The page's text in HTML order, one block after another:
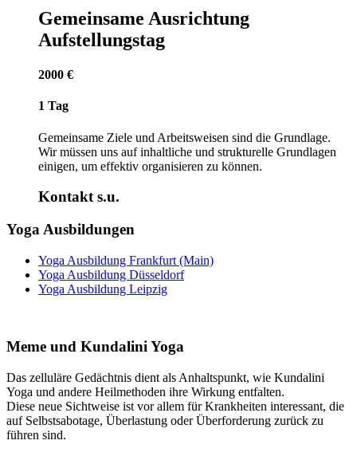
Gemeinsame Ausrichtung
Aufstellungstag
2000 €
1 Tag
Gemeinsame Ziele und Arbeitsweisen sind die Grundlage.
Wir müssen uns auf inhaltliche und strukturelle Grundlagen
einigen, um effektiv organisieren zu können.
Kontakt s.u.
Yoga Ausbildungen
Yoga Ausbildung Frankfurt (Main)
Yoga Ausbildung Düsseldorf
Yoga Ausbildung Leipzig
Meme und Kundalini Yoga
Das zelluläre Gedächtnis dient als Anhaltspunkt, wie Kundalini
Yoga und andere Heilmethoden ihre Wirkung entfalten.
Diese neue Sichtweise ist vor allem für Krankheiten interessant, die
auf Selbstsabotage, Überlastung oder Überforderung zurück zu
führen sind.